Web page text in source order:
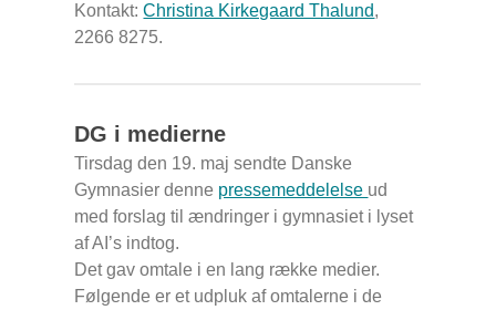
Kontakt:Christina Kirkegaard Thalund,
2266 8275.
DG i medierne
Tirsdag den 19. maj sendte Danske
Gymnasier denne pressemeddelelse ud
med forslag til ændringer i gymnasiet i lyset
af AI’s indtog.
Det gav omtale i en lang række medier.
Følgende er et udpluk af omtalerne i de